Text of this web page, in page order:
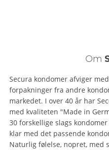
Om
Secura kondomer afviger
forpakninger fra andre
markedet. I over 40 år har
med kvaliteten "Made in
30 forskellige slags
klar med det passende
Naturlig følelse, nopret, med